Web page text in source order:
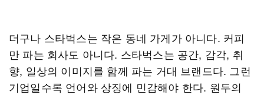
더구나 스타벅스는 작은 동네 가게가 아니다. 커피
만 파는 회사도 아니다. 스타벅스는 공간, 감각, 취
향, 일상의 이미지를 함께 파는 거대 브랜드다. 그런
기업일수록 언어와 상징에 민감해야 한다. 원두의